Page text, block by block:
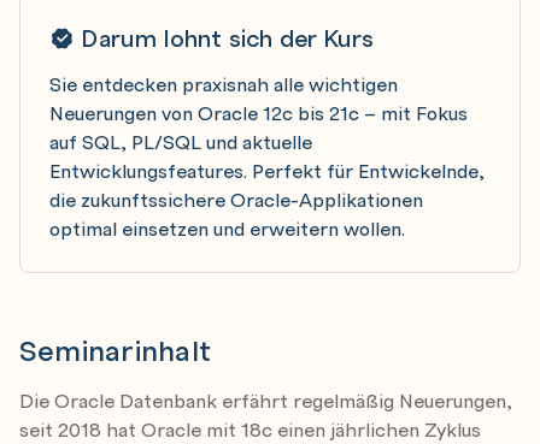
Darum lohnt sich der Kurs
Sie entdecken praxisnah alle wichtigen
Neuerungen von Oracle 12c bis 21c – mit Fokus
auf SQL, PL/SQL und aktuelle
Entwicklungsfeatures. Perfekt für Entwickelnde,
die zukunftssichere Oracle-Applikationen
optimal einsetzen und erweitern wollen.
Seminarinhalt
Die Oracle Datenbank erfährt regelmäßig Neuerungen,
seit 2018 hat Oracle mit 18c einen jährlichen Zyklus